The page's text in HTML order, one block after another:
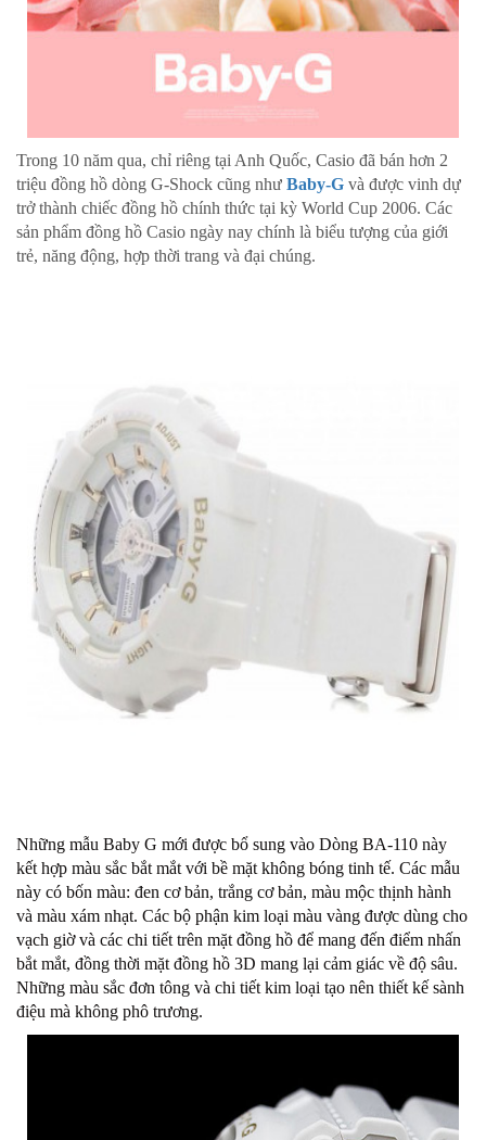
Trong 10 năm qua, chỉ riêng tại Anh Quốc, Casio đã bán hơn 2
triệu đồng hồ dòng G-Shock cũng như Baby-G và được vinh dự
trở thành chiếc đồng hồ chính thức tại kỳ World Cup 2006. Các
sản phẩm đồng hồ Casio ngày nay chính là biểu tượng của giới
trẻ, năng động, hợp thời trang và đại chúng.
Những mẫu Baby G mới được bổ sung vào Dòng BA-110 này
kết hợp màu sắc bắt mắt với bề mặt không bóng tinh tế. Các mẫu
này có bốn màu: đen cơ bản, trắng cơ bản, màu mộc thịnh hành
và màu xám nhạt. Các bộ phận kim loại màu vàng được dùng cho
vạch giờ và các chi tiết trên mặt đồng hồ để mang đến điểm nhấn
bắt mắt, đồng thời mặt đồng hồ 3D mang lại cảm giác về độ sâu.
Những màu sắc đơn tông và chi tiết kim loại tạo nên thiết kế sành
điệu mà không phô trương.